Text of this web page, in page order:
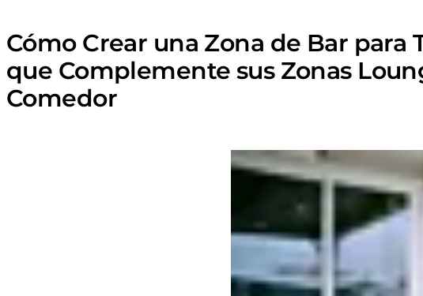
Cómo Crear una Zona de Bar para
que Complemente sus Zonas
Comedor
Loading image...